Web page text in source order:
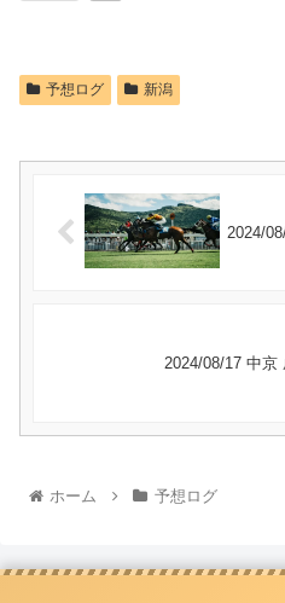
予想ログ 新潟
2024/
2024/08/17 中京
ホーム 予想ログ